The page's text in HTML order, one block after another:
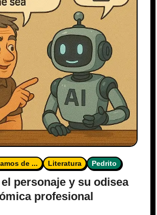
de ... Literatura Pedrito
personaje y su odisea
profesional